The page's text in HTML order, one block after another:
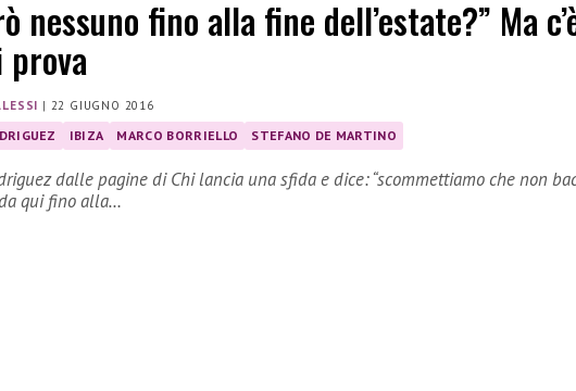
nessuno fino alla fine dell’estate?” Ma
| 22 GIUGNO 2016
IBIZA MARCO BORRIELLO STEFANO DE MARTINO
dalle pagine di Chi lancia una sfida e dice: “scommettiamo che non
qui fino alla…